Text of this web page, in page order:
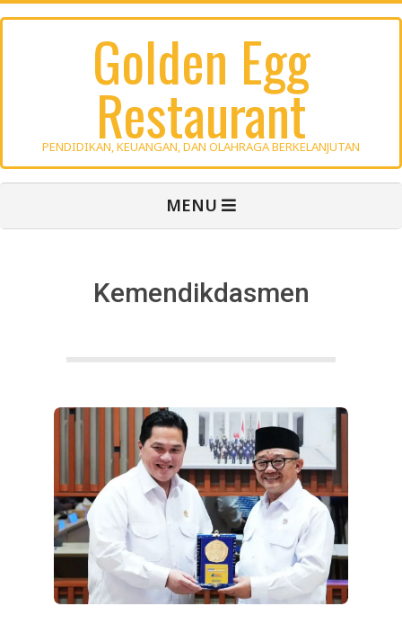
Skip
Golden Egg
Restaurant
PENDIDIKAN, KEUANGAN, DAN OLAHRAGA BERKELANJUTAN
MENU
Kemendikdasmen